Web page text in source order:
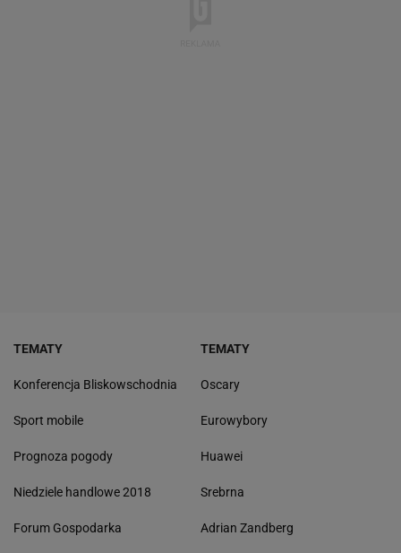
TEMATY
Konferencja Bliskowschodnia
Sport mobile
Prognoza pogody
Niedziele handlowe 2018
Forum Gospodarka
TEMATY
Oscary
Eurowybory
Huawei
Srebrna
Adrian Zandberg